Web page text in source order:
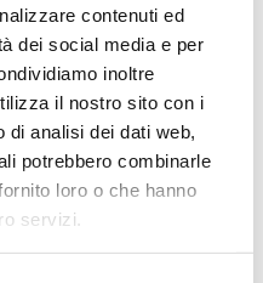
contenuti ed
dei social media e per
inoltre
il nostro sito con i
analisi dei dati web,
potrebbero combinarle
loro o che hanno
servizi.
Privata Milano – Scuola
Istituto Tecnico
e Liceo Scientifico
Testi, 7 Milano – Tel.
-Scuola Privata Informatica
delle Scienze Umane
info@istitutofreud.it